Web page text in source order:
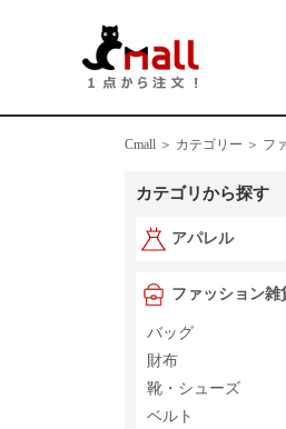
Cmall ＞ カテゴリー ＞ フ
カテゴリから探す
アパレル
ファッション雑
バッグ
財布
靴・シューズ
ベルト